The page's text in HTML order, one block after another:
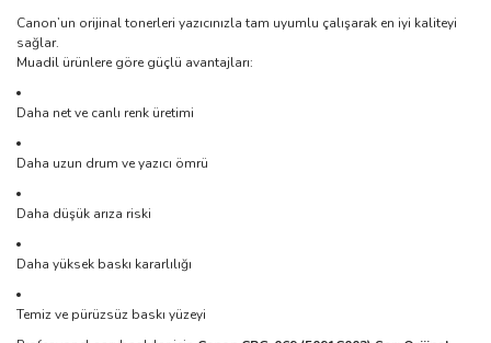
Canon’un orijinal tonerleri yazıcınızla tam uyumlu çalışarak en iyi kaliteyi
sağlar.
Muadil ürünlere göre güçlü avantajları:
Daha net ve canlı renk üretimi
Daha uzun drum ve yazıcı ömrü
Daha düşük arıza riski
Daha yüksek baskı kararlılığı
Temiz ve pürüzsüz baskı yüzeyi